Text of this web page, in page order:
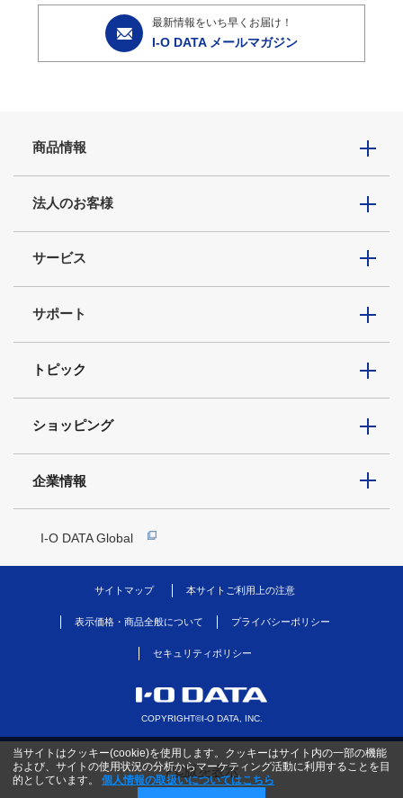
最新情報をいち早くお届け！
I-O DATA メールマガジン
商品情報
法人のお客様
サービス
サポート
トピック
ショッピング
企業情報
I-O DATA Global
サイトマップ 本サイトご利用上の注意
表示価格・商品全般について プライバシーポリシー
セキュリティポリシー
COPYRIGHT©I-O DATA, INC.
当サイトはクッキー(cookie)を使用します。クッキーはサイト内の一部の機能
および、サイトの使用状況の分析からマーケティング活動に利用することを目
的としています。
個人情報の取扱いについてはこちら
PC版を表示